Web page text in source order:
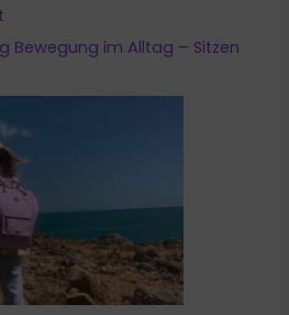
Bewegung im Alltag – Sitzen